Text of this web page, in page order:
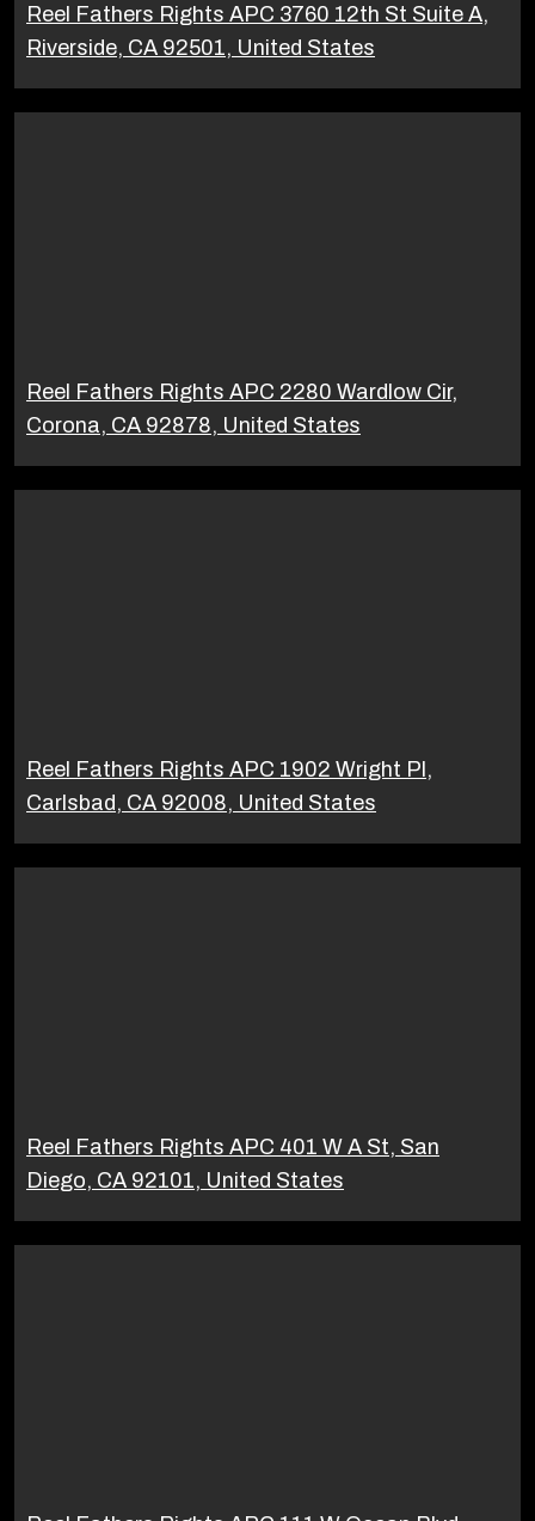
Reel Fathers Rights APC 3760 12th St Suite A,
Riverside, CA 92501, United States
Reel Fathers Rights APC 2280 Wardlow Cir,
Corona, CA 92878, United States
Reel Fathers Rights APC 1902 Wright Pl,
Carlsbad, CA 92008, United States
Reel Fathers Rights APC 401 W A St, San
Diego, CA 92101, United States